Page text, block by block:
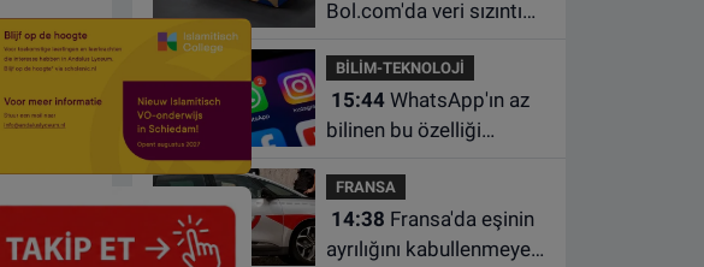
Bol.com'da veri sızıntısı:
geçirilmiş olabilir
BİLİM-TEKNOLOJİ
15:44WhatsApp'ın az
bilinen bu özelliği
hale getiriyor
FRANSA
14:38
ayrılığını kabullenmeyen